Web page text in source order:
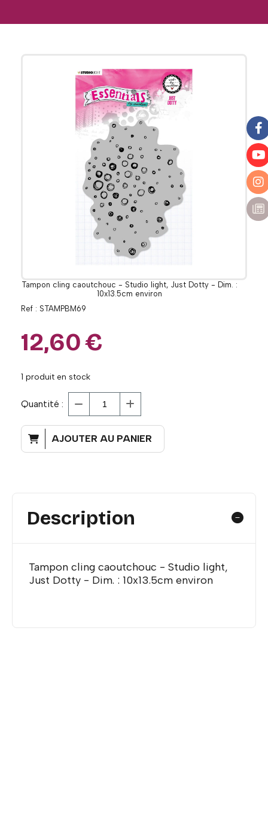
Tampon cling caoutchouc - Studio light, Just Dotty - Dim. :
10x13.5cm environ
Ref : STAMPBM69
12,60€
1 produit en stock
Quantité :
AJOUTER AU PANIER
Description
Tampon cling caoutchouc - Studio light,
Just Dotty - Dim. : 10x13.5cm environ